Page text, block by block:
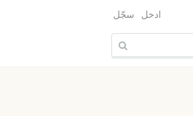
ادخل سجّل